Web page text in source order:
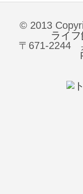
© 2013
ライ
〒671-2244